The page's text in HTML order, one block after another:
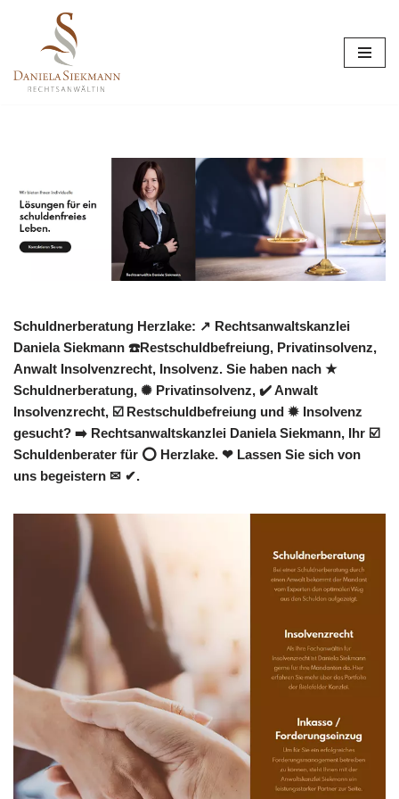
Inhalt
springen
Schuldnerberatung Herzlake: ↗️ Rechtsanwaltskanzlei
Daniela Siekmann ☎️Restschuldbefreiung, Privatinsolvenz,
Anwalt Insolvenzrecht, Insolvenz. Sie haben nach ★
Schuldnerberatung, ✺ Privatinsolvenz, ✔️ Anwalt
Insolvenzrecht, ☑️ Restschuldbefreiung und ✹ Insolvenz
gesucht? ➡️ Rechtsanwaltskanzlei Daniela Siekmann, Ihr ☑️
Schuldenberater für ⭕ Herzlake. ❤ Lassen Sie sich von
uns begeistern ✉ ✔.